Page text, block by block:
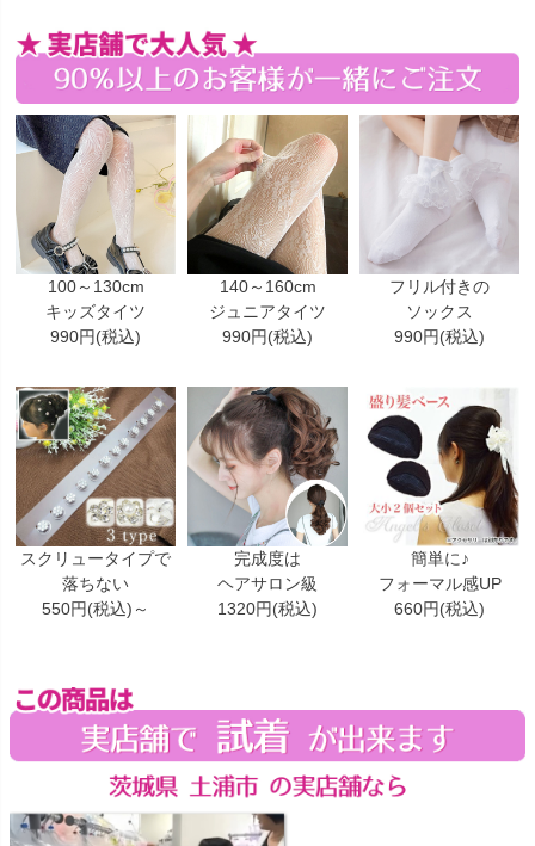
100～130cm
キッズタイツ
990円(税込)
140～160cm
ジュニアタイツ
990円(税込)
フリル付きの
ソックス
990円(税込)
スクリュータイプで
落ちない
550円(税込)～
完成度は
ヘアサロン級
1320円(税込)
簡単に♪
フォーマル感UP
660円(税込)